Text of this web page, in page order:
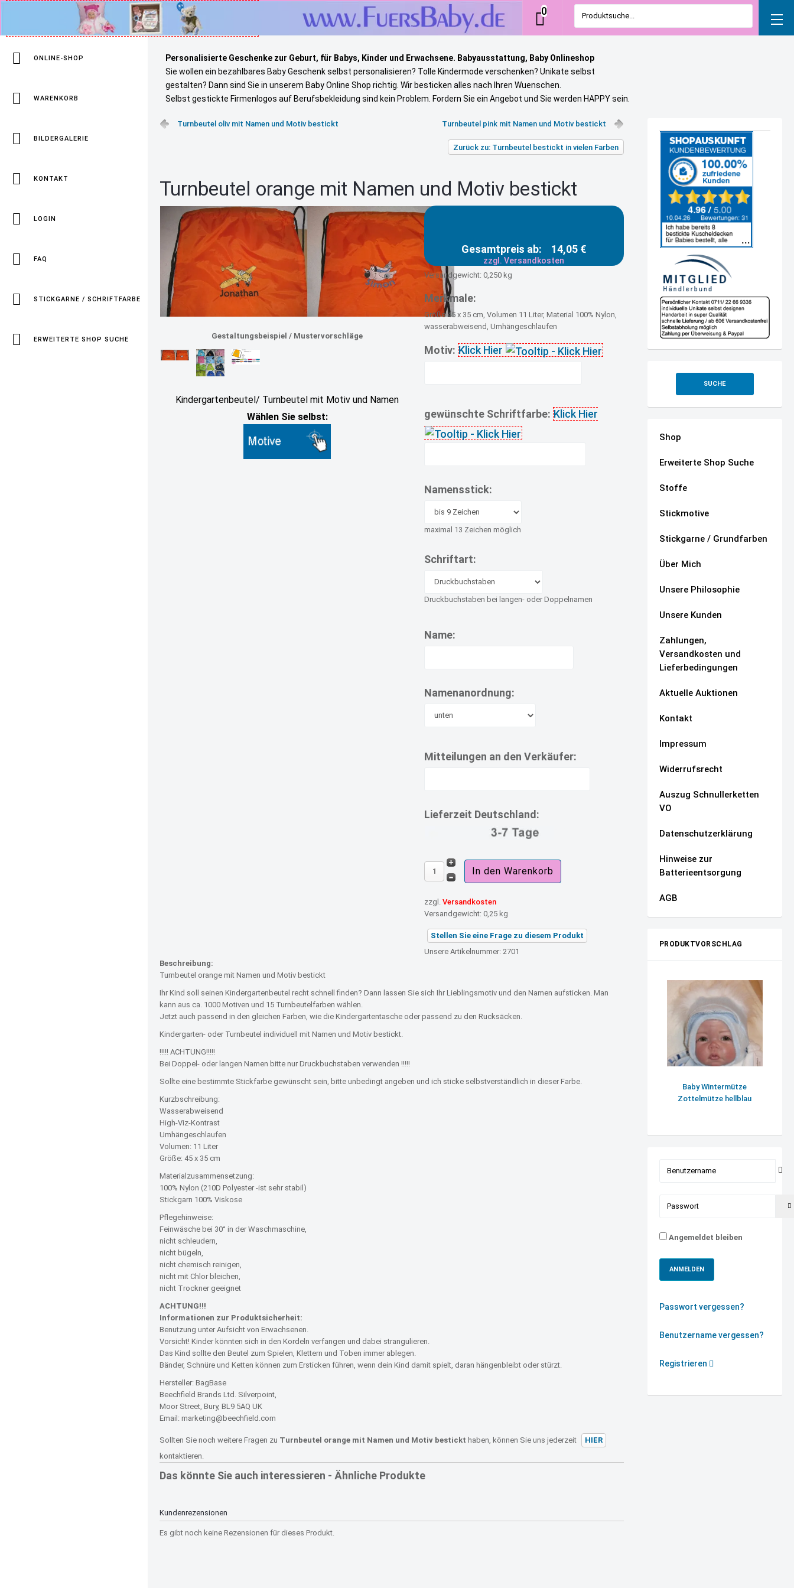
Personalisierte Geschenke zur Geburt, für Babys, Kinder und Erwachsene. Babyausstattung, Baby Onlineshop
Sie wollen ein bezahlbares Baby Geschenk selbst personalisieren? Tolle Kindermode verschenken? Unikate selbst
gestalten? Dann sind Sie in unserem Baby Online Shop richtig. Wir besticken alles nach Ihren Wuenschen.
Selbst gestickte Firmenlogos auf Berufsbekleidung sind kein Problem. Fordern Sie ein Angebot und Sie werden HAPPY sein.
Produktsuche...
0
ONLINE-SHOP
WARENKORB
BILDERGALERIE
KONTAKT
LOGIN
FAQ
STICKGARNE / SCHRIFTFARBE
ERWEITERTE SHOP SUCHE
Turnbeutel oliv mit Namen und Motiv bestickt Turnbeutel pink mit Namen und Motiv bestickt
Zurück zu: Turnbeutel bestickt in vielen Farben
Turnbeutel orange mit Namen und Motiv bestickt
Gestaltungsbeispiel / Mustervorschläge
Kindergartenbeutel/ Turnbeutel mit Motiv und Namen
Wählen Sie selbst:
Gesamtpreis ab: 14,05 €
zzgl. Versandkosten
Versandgewicht: 0,250 kg
Merkmale:
Größe 45 x 35 cm, Volumen 11 Liter, Material 100% Nylon,
wasserabweisend, Umhängeschlaufen
Motiv: Klick Hier
gewünschte Schriftfarbe: Klick Hier
Namensstick:
maximal 13 Zeichen möglich
Schriftart:
Druckbuchstaben bei langen- oder Doppelnamen
Name:
Namenanordnung:
Mitteilungen an den Verkäufer:
Lieferzeit Deutschland:
zzgl.Versandkosten
Versandgewicht:0,25 kg
Stellen Sie eine Frage zu diesem Produkt
Unsere Artikelnummer: 2701
Beschreibung:
Turnbeutel orange mit Namen und Motiv bestickt
Ihr Kind soll seinen Kindergartenbeutel recht schnell finden? Dann lassen Sie sich Ihr Lieblingsmotiv und den Namen aufsticken. Man
kann aus ca. 1000 Motiven und 15 Turnbeutelfarben wählen.
Jetzt auch passend in den gleichen Farben, wie die Kindergartentasche oder passend zu den Rucksäcken.
Kindergarten- oder Turnbeutel individuell mit Namen und Motiv bestickt.
!!!!! ACHTUNG!!!!!
Bei Doppel- oder langen Namen bitte nur Druckbuchstaben verwenden !!!!!
Sollte eine bestimmte Stickfarbe gewünscht sein, bitte unbedingt angeben und ich sticke selbstverständlich in dieser Farbe.
Kurzbschreibung:
Wasserabweisend
High-Viz-Kontrast
Umhängeschlaufen
Volumen: 11 Liter
Größe: 45 x 35 cm
Materialzusammensetzung:
100% Nylon (210D Polyester -ist sehr stabil)
Stickgarn 100% Viskose
Pflegehinweise:
Feinwäsche bei 30° in der Waschmaschine,
nicht schleudern,
nicht bügeln,
nicht chemisch reinigen,
nicht mit Chlor bleichen,
nicht Trockner geeignet
ACHTUNG!!!
Informationen zur Produktsicherheit:
Benutzung unter Aufsicht von Erwachsenen.
Vorsicht! Kinder könnten sich in den Kordeln verfangen und dabei strangulieren.
Das Kind sollte den Beutel zum Spielen, Klettern und Toben immer ablegen.
Bänder, Schnüre und Ketten können zum Ersticken führen, wenn dein Kind damit spielt, daran hängenbleibt oder stürzt.
Hersteller: BagBase
Beechfield Brands Ltd. Silverpoint,
Moor Street, Bury, BL9 5AQ UK
Email: marketing@beechfield.com
Sollten Sie noch weitere Fragen zu Turnbeutel orange mit Namen und Motiv bestickt haben, können Sie uns jederzeit
HIER
kontaktieren.
Das könnte Sie auch interessieren - Ähnliche Produkte
Kundenrezensionen
Es gibt noch keine Rezensionen für dieses Produkt.
SUCHE
Shop
Erweiterte Shop Suche
Stoffe
Stickmotive
Stickgarne / Grundfarben
Über Mich
Unsere Philosophie
Unsere Kunden
Zahlungen,
Versandkosten und
Lieferbedingungen
Aktuelle Auktionen
Kontakt
Impressum
Widerrufsrecht
Auszug Schnullerketten
VO
Datenschutzerklärung
Hinweise zur
Batterieentsorgung
AGB
PRODUKTVORSCHLAG
Baby Wintermütze
Zottelmütze hellblau
Angemeldet bleiben
ANMELDEN
Passwort vergessen?
Benutzername vergessen?
Registrieren